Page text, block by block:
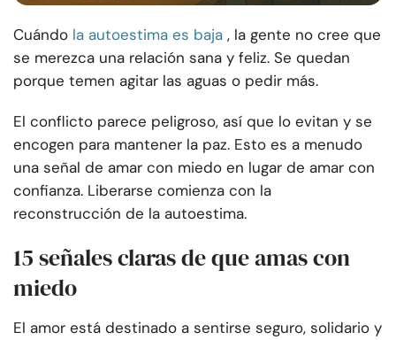
Cuándo la autoestima es baja , la gente no cree que
se merezca una relación sana y feliz. Se quedan
porque temen agitar las aguas o pedir más.
El conflicto parece peligroso, así que lo evitan y se
encogen para mantener la paz. Esto es a menudo
una señal de amar con miedo en lugar de amar con
confianza. Liberarse comienza con la
reconstrucción de la autoestima.
15 señales claras de que amas con
miedo
El amor está destinado a sentirse seguro, solidario y